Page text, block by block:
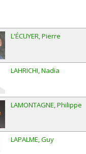
L'ÉCUYER Pierre
LAHRICHI Nadia
LAMONTAGNE Philippe
LAPALME Guy